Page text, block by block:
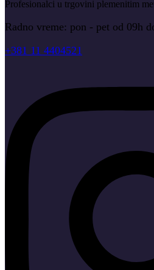
Profesionalci u trgovini plemenitim
Radno vreme: pon - pet od 09h
+381 11 4404521